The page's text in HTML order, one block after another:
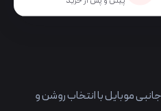
موبایل با انتخاب روشن و